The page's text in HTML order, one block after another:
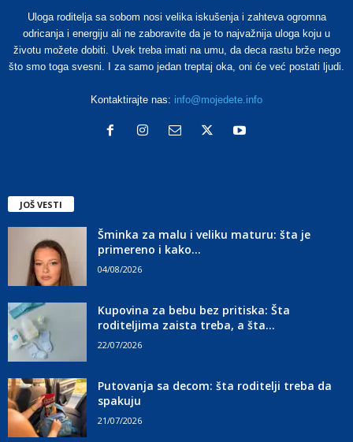
Uloga roditelja sa sobom nosi velika iskušenja i zahteva ogromna
odricanja i energiju ali ne zaboravite da je to najvažnija uloga koju u
životu možete dobiti. Uvek treba imati na umu, da deca rastu brže nego
što smo toga svesni. I za samo jedan treptaj oka, oni će već postati ljudi.
Kontaktirajte nas: info@mojedete.info
JOŠ VESTI
Šminka za malu i veliku maturu: šta je
primereno i kako...
04/08/2026
Kupovina za bebu bez pritiska: Šta
roditeljima zaista treba, a šta...
22/07/2026
Putovanja sa decom: šta roditelji treba da
spakuju
21/07/2026